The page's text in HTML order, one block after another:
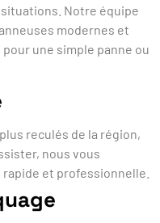
Notre équipe
modernes et
une simple panne ou
reculés de la région,
nous vous
et professionnelle.